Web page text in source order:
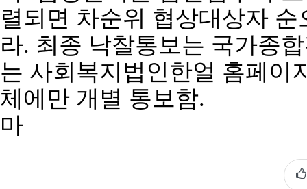
렬되면 차순위 협상대상자
라. 최종 낙찰통보는 국가종
는 사회복지법인한얼 홈페이
체에만 개별 통보 함.
마